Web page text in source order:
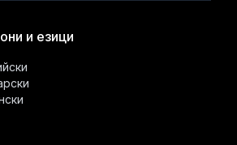
и езици